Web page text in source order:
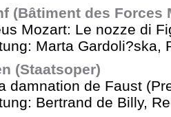
(Bâtiment des Forces
Mozart: Le nozze di
Marta Gardoli?ska,
(Staatsoper)
damnation de Faust
Bertrand de Billy,